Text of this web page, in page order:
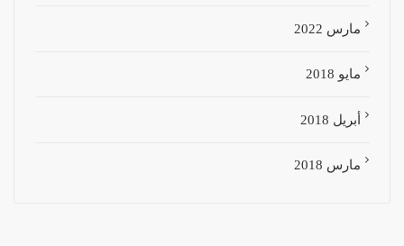
مارس 2022
مايو 2018
أبريل 2018
مارس 2018